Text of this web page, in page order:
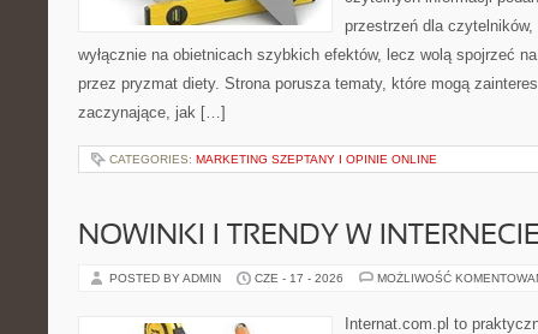
przestrzeń dla
wyłącznie na obietnicach szybkich efektów, lecz wolą spojrzeć
przez pryzmat diety. Strona porusza tematy, które mogą
zaczynające, jak […]
CATEGORIES: MARKETING SZEPTANY I OPINIE ONLINE
NOWINKI I TRENDY W
POSTED BY ADMIN CZE - 17 - 2026 MOŻLIWOŚĆ
Internat.com.pl to